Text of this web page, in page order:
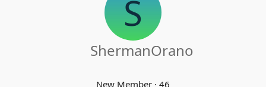
S
ShermanOrano
New Member · 46